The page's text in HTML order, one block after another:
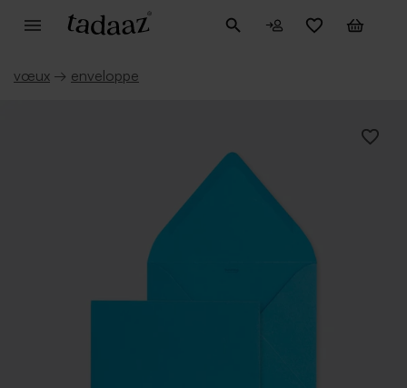
vœux → enveloppe